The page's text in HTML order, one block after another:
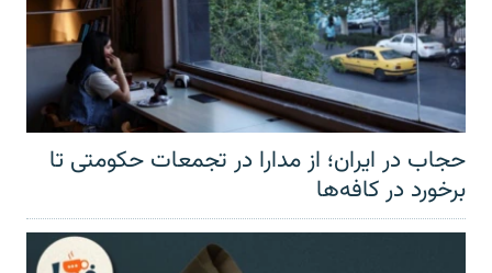
حجاب در ایران؛ از مدارا در تجمعات حکومتی تا
برخورد در کافه‌ها